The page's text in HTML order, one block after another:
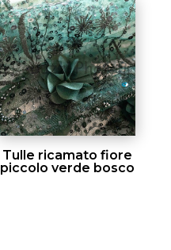
Tulle ricamato fiore
piccolo verde bosco